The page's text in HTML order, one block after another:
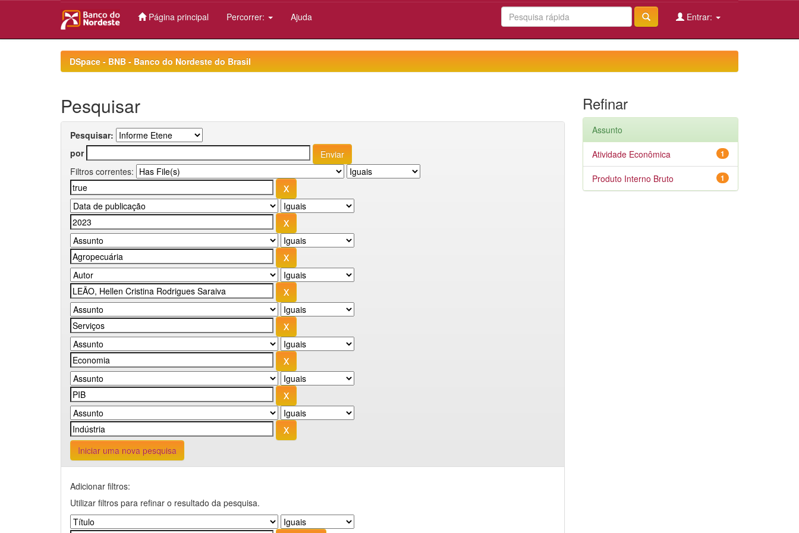
Página principal Percorrer: Ajuda Entrar:
DSpace - BNB - Banco do Nordeste do Brasil
Pesquisar
Pesquisar:
por
Filtros correntes:
Iniciar uma nova pesquisa
Adicionar filtros:
Utilizar filtros para refinar o resultado da pesquisa.
Refinar
Assunto
1
Atividade Econômica
1
Produto Interno Bruto